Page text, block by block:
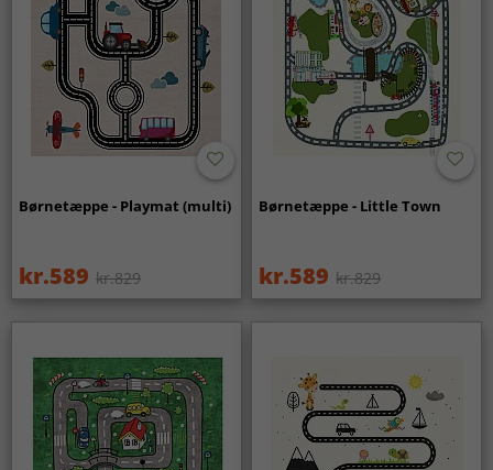
Børnetæppe - Playmat (multi)
kr.589 kr.829
Børnetæppe - Little Town
kr.589 kr.829